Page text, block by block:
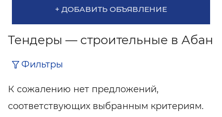
+ ДОБАВИТЬ ОБЪЯВЛЕНИЕ
Тендеры — строительные в Абан
Фильтры
К сожалению нет предложений,
соответствующих выбранным критериям.